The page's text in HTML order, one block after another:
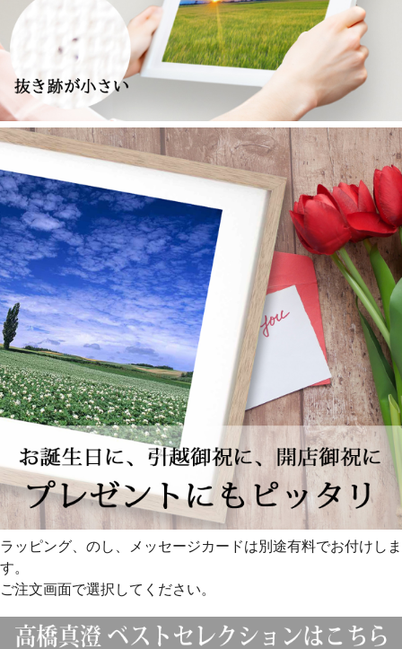
ラッピング、のし、メッセージカードは別途有料でお付けしま
す。
ご注文画面で選択してください。